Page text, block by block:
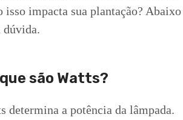
impacta sua plantação? Abaixo
dúvida.
são Watts?
determina a potência da lâmpada.